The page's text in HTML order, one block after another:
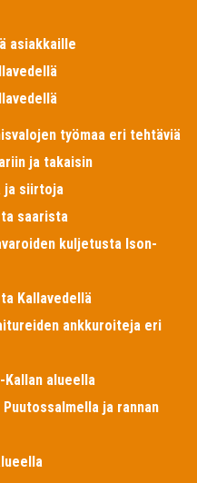
asiakkaille
työmaa eri tehtäviä
ja takaisin
ja siirtoja
saarista
kuljetusta Ison-
Kallavedellä
ankkuroiteja eri
alueella
ja rannan